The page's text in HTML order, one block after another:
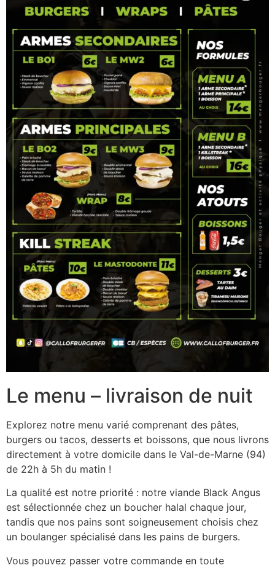
Le menu – livraison de nuit
Explorez notre menu varié comprenant des pâtes,
burgers ou tacos, desserts et boissons, que nous livrons
directement à votre domicile dans le Val-de-Marne (94)
de 22h à 5h du matin !
La qualité est notre priorité : notre viande Black Angus
est sélectionnée chez un boucher halal chaque jour,
tandis que nos pains sont soigneusement choisis chez
un boulanger spécialisé dans les pains de burgers.
Vous pouvez passer votre commande en toute